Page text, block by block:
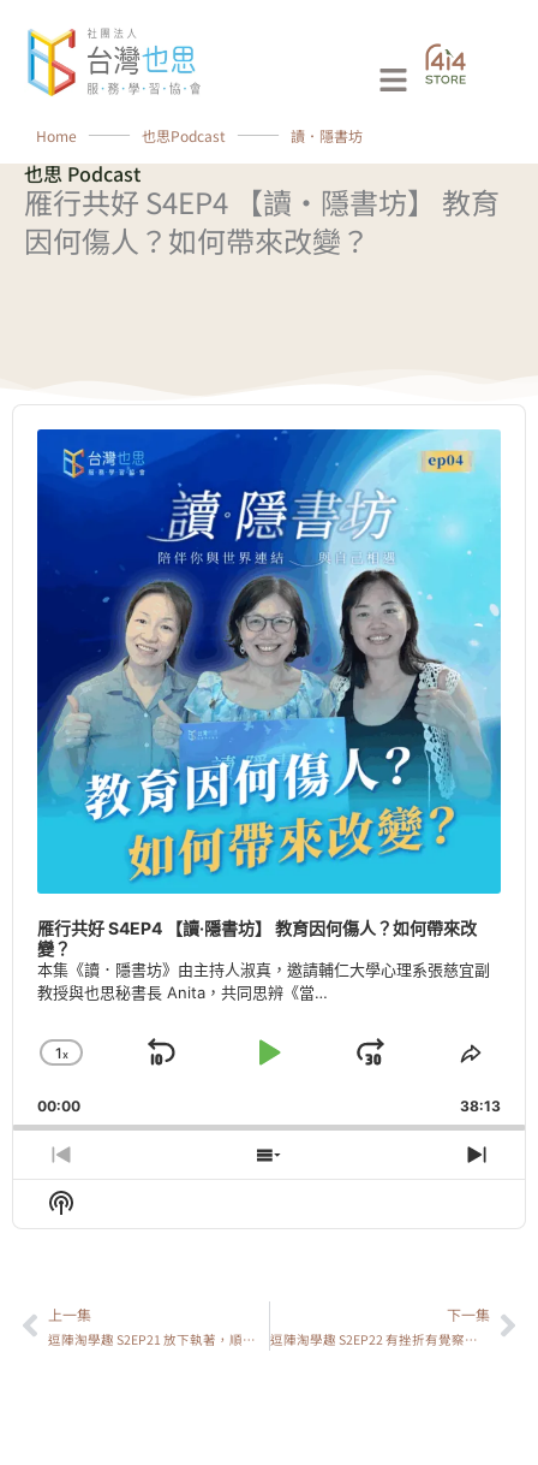
Main
Home ⸻ 也思Podcast ⸻ 讀．隱書坊
也思 Podcast
雁行共好 S4EP4 【讀·隱書坊】 教育
因何傷人？如何帶來改變？
Audio
Player
雁行共好 S4EP4 【讀·隱書坊】 教育因何傷人？如何帶來改
變？
本集《讀．隱書坊》由主持人淑真，邀請輔仁大學心理系張慈宜副
教授與也思秘書長 Anita，共同思辨《當…
Change
Rate
1X
Skip
Play
Jump
Forward
Share
00:00 38:13
Previous
Episode
Show
Episodes
Next
Show
Podcast
上一頁
上一集
逗陣淘學趣 S2EP21 放下執著，順乎天意
下一集
逗陣淘學趣 S2EP22 有挫折有覺察就是最好的禮物 下